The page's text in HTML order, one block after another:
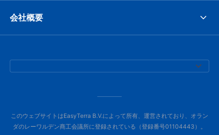
会社概要
このウェブサイトはEasyTerra B.V.によって所有、運営されており、オラン
ダのレーワルデン商工会議所に登録されている（登録番号01104443）。